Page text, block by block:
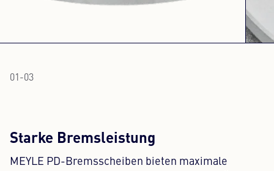
01 -03
Starke Bremsleistung
MEYLE PD-Bremsscheiben bieten maximale